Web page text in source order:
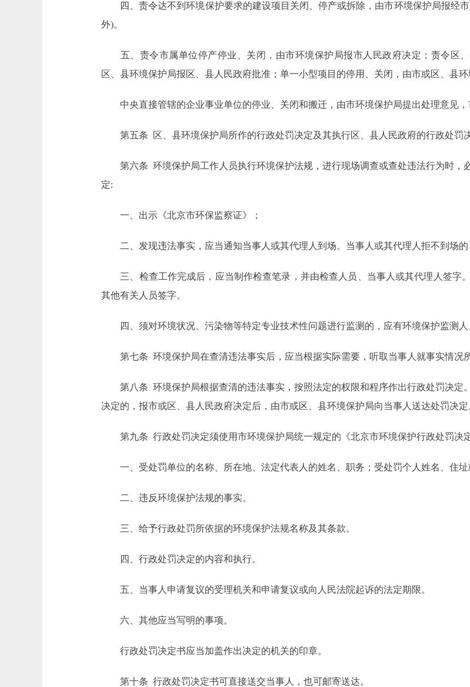
四、责令达不到环境保护要求的建设项目关闭、停产或拆除，由市环境保护局报经
外)。
五、责令市属单位停产停业、关闭，由市环境保护局报市人民政府决定；责令区
区、县环境保护局报区、县人民政府批准；单一小型项目的停用、关闭，由市或区、县环
中央直接管辖的企业事业单位的停业、关闭和搬迁，由市环境保护局提出处理意见，
第五条 区、县环境保护局所作的行政处罚决定及其执行区、县人民政府的行政处罚决
第六条 环境保护局工作人员执行环境保护法规，进行现场调查或查处违法行为时，
定:
一、出示《北京市环保监察证》；
二、发现违法事实，应当通知当事人或其代理人到场。当事人或其代理人拒不到场的
三、检查工作完成后，应当制作检查笔录，并由检查人员、当事人或其代理人签字
其他有关人员签字。
四、须对环境状况、污染物等特定专业技术性问题进行监测的，应有环境保护监测人
第七条 环境保护局在查清违法事实后，应当根据实际需要，听取当事人就事实情况所
第八条 环境保护局根据查清的违法事实，按照法定的权限和程序作出行政处罚决定
决定的，报市或区、县人民政府决定后，由市或区、县环境保护局向当事人送达处罚决定
第九条 行政处罚决定须使用市环境保护局统一规定的《北京市环境保护行政处罚决
一、受处罚单位的名称、所在地、法定代表人的姓名、职务；受处罚个人姓名、住址
二、违反环境保护法规的事实。
三、给予行政处罚所依据的环境保护法规名称及其条款。
四、行政处罚决定的内容和执行。
五、当事人申请复议的受理机关和申请复议或向人民法院起诉的法定期限。
六、其他应当写明的事项。
行政处罚决定书应当加盖作出决定的机关的印章。
第十条 行政处罚决定书可直接送交当事人，也可邮寄送达。